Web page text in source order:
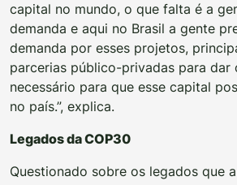
capital no mundo, o que falta é a
demanda e aqui no Brasil a gente
demanda por esses projetos,
parcerias público-privadas para dar
necessário para que esse capital
no país.”, explica.
Legados da COP30
Questionado sobre os legados que